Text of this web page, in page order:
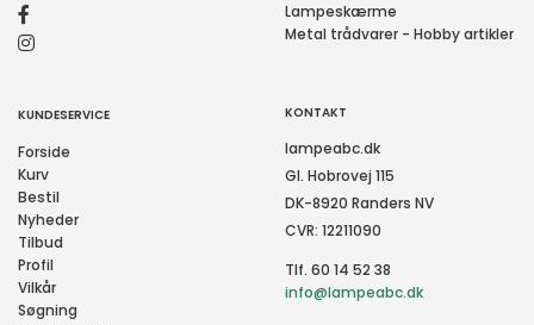
Lampeskærme
Metal trådvarer - Hobby artikler
KUNDESERVICE
Forside
Kurv
Bestil
Nyheder
Tilbud
Profil
Vilkår
Søgning
KONTAKT
lampeabc.dk
Gl. Hobrovej 115
DK-8920 Randers NV
CVR: 12211090
Tlf. 60 14 52 38
info@lampeabc.dk